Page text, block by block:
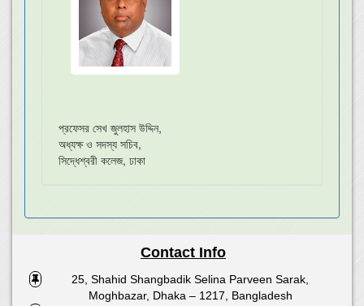
প্রফেসর সেখ জুলহাস উদ্দিন,
অধ্যক্ষ ও সদস্য সচিব,
সিদ্ধেশ্বরী কলেজ, ঢাকা
Contact Info
25, Shahid Shangbadik Selina Parveen Sarak,
Moghbazar, Dhaka – 1217, Bangladesh